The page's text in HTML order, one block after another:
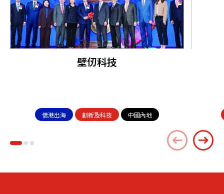
壁仞科技
借港出海 創新及科技 中國內地